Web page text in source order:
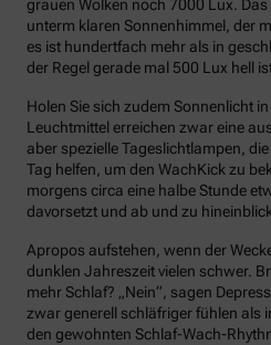
grauen Wolken noch 7000 Lux.
unterm klaren Sonnenhimmel, der
es ist hundertfach mehr als in
der Regel gerade mal 500 Lux hell
Holen Sie sich zudem Sonnenlicht
Leuchtmittel erreichen zwar eine
aber spezielle Tageslichtlampen,
Tag helfen, um den WachKick zu
morgens circa eine halbe Stunde
davorsetzt und ab und zu
Apropos aufstehen, wenn der
dunklen Jahreszeit vielen schwer.
mehr Schlaf? „Nein“, sagen
zwar generell schläfriger fühlen als
den gewohnten Schlaf-Wach-